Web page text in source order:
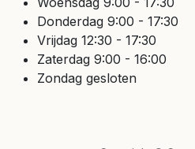
Donderdag 9:00 - 17:30
Vrijdag 12:30 - 17:30
Zaterdag 9:00 - 16:00
Zondag gesloten